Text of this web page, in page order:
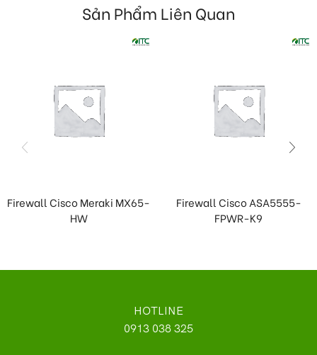
Sản Phẩm Liên Quan
Firewall Cisco Meraki MX65-
HW
Firewall Cisco ASA5555-
FPWR-K9
HOTLINE
0913 038 325